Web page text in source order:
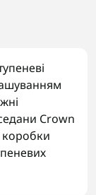
Crown
коробки